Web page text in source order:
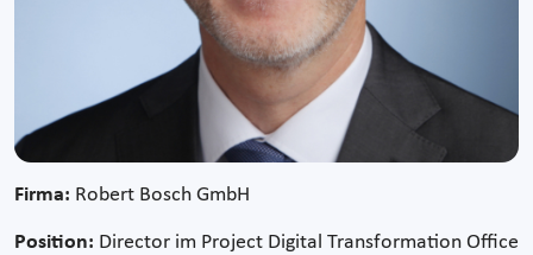
Firma: Robert Bosch GmbH
Position: Director im Project Digital Transformation Office